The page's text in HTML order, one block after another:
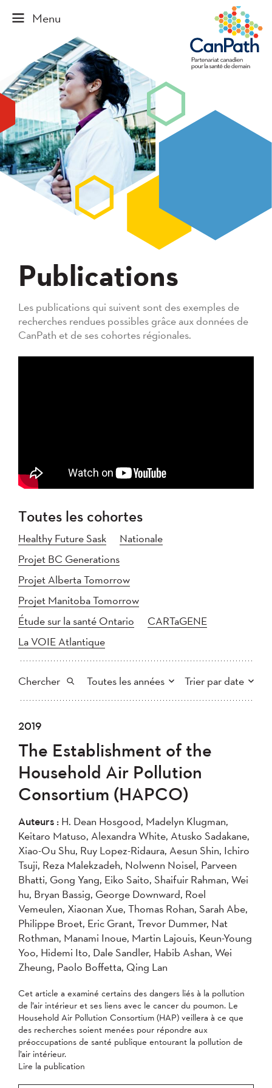
Publications
Les publications qui suivent sont des exemples de
recherches rendues possibles grâce aux données de
CanPath et de ses cohortes régionales.
Toutes les cohortes
Healthy Future Sask
Nationale
Projet BC Generations
Projet Alberta Tomorrow
Projet Manitoba Tomorrow
Étude sur la santé Ontario
CARTaGENE
La VOIE Atlantique
Chercher Toutes les années Trier par date
Tout
2023
2022
2021
2020
2019
2018
2017
2016
2015
2014
2013
2010
2008
2007
2006
2005
2004
Appliquer
Plus récent au plus ancien
Plus ancien au plus récent
2019
The Establishment of the
Household Air Pollution
Consortium (HAPCO)
Auteurs : H. Dean Hosgood, Madelyn Klugman,
Keitaro Matuso, Alexandra White, Atusko Sadakane,
Xiao-Ou Shu, Ruy Lopez-Ridaura, Aesun Shin, Ichiro
Tsuji, Reza Malekzadeh, Nolwenn Noisel, Parveen
Bhatti, Gong Yang, Eiko Saito, Shaifuir Rahman, Wei
hu, Bryan Bassig, George Downward, Roel
Vemeulen, Xiaonan Xue, Thomas Rohan, Sarah Abe,
Philippe Broet, Eric Grant, Trevor Dummer, Nat
Rothman, Manami Inoue, Martin Lajouis, Keun-Young
Yoo, Hidemi Ito, Dale Sandler, Habib Ashan, Wei
Zheung, Paolo Boffetta, Qing Lan
Cet article a examiné certains des dangers liés à la pollution
de l’air intérieur et ses liens avec le cancer du poumon. Le
Household Air Pollution Consortium (HAP) veillera à ce que
des recherches soient menées pour répondre aux
préoccupations de santé publique entourant la pollution de
l’air intérieur.
Lire la publication